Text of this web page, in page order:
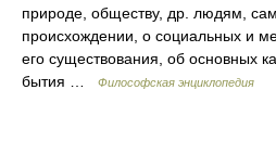
природе, обществу, др. людям,
происхождении, о социальных и
его существования, об основных
бытия …
Философская энциклопедия